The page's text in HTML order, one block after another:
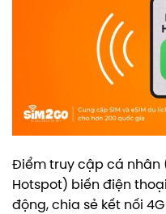
Điểm truy cập cá nhân
Hotspot) biến điện
động, chia sẻ kết nối